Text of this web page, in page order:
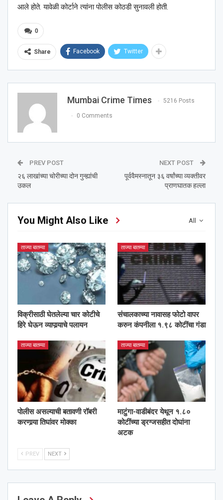
आले होते. यावेळी कोर्टाने त्यांना पोलीस कोठडी सुनावली होती.
0
Share Facebook Twitter
Mumbai Crime Times 5216 Posts
0 Comments
PREV POST
२६ लाखांच्या चोरीच्या दोन गुन्ह्यांची
उकल
NEXT POST
पूर्ववैमस्नातून ३६ वर्षांच्या व्यक्तीवर
प्राणघातक हल्ला
All
You Might Also Like
ताज्या बातम्या
विक्रीसाठी घेतलेल्या चार कोटीचे
हिरे घेऊन व्यापार्‍याचे पलायन
ताज्या बातम्या
संचालकाच्या नावासह फोटो वापर
करुन कंपनीला १.९८ कोटींचा गंडा
ताज्या बातम्या
पोलीस असल्याची बतावणी रॉबरी
करणार्‍या तिघांवर मोक्का
ताज्या बातम्या
माटुंगा-वाडीबंदर येथून १.८०
कोटींच्या ड्रग्जसहीत दोघांना
अटक
PREV NEXT